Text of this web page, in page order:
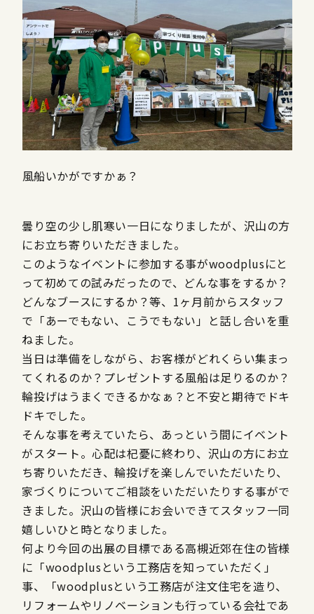
風船いかがですかぁ？
曇り空の少し肌寒い一日になりましたが、沢山の方
にお立ち寄りいただきました。
このようなイベントに参加する事がwoodplusにと
って初めての試みだったので、どんな事をするか？
どんなブースにするか？等、1ヶ月前からスタッフ
で「あーでもない、こうでもない」と話し合いを重
ねました。
当日は準備をしながら、お客様がどれくらい集まっ
てくれるのか？プレゼントする風船は足りるのか？
輪投げはうまくできるかなぁ？と不安と期待でドキ
ドキでした。
そんな事を考えていたら、あっという間にイベント
がスタート。心配は杞憂に終わり、沢山の方にお立
ち寄りいただき、輪投げを楽しんでいただいたり、
家づくりについてご相談をいただいたりする事がで
きました。沢山の皆様にお会いできてスタッフ一同
嬉しいひと時となりました。
何より今回の出展の目標である高槻近郊在住の皆様
に「woodplusという工務店を知っていただく」
事、「woodplusという工務店が注文住宅を造り、
リフォームやリノベーションも行っている会社であ